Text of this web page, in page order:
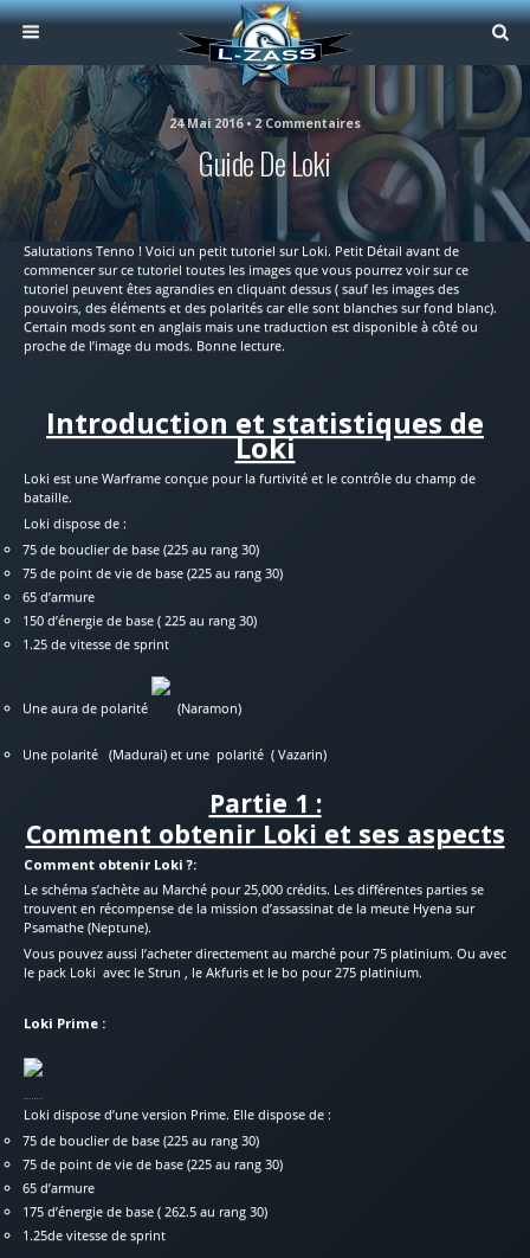
24 Mai 2016 • 2 Commentaires
Guide De Loki
Salutations Tenno ! Voici un petit tutoriel sur Loki. Petit Détail avant de
commencer sur ce tutoriel toutes les images que vous pourrez voir sur ce
tutoriel peuvent êtes agrandies en cliquant dessus ( sauf les images des
pouvoirs, des éléments et des polarités car elle sont blanches sur fond blanc).
Certain mods sont en anglais mais une traduction est disponible à côté ou
proche de l’image du mods. Bonne lecture.
Introduction et statistiques de
Loki
Loki est une Warframe conçue pour la furtivité et le contrôle du champ de
bataille.
Loki dispose de :
75 de bouclier de base (225 au rang 30)
75 de point de vie de base (225 au rang 30)
65 d’armure
150 d’énergie de base ( 225 au rang 30)
1.25 de vitesse de sprint
Une aura de polarité (Naramon)
Une polarité (Madurai) et une polarité ( Vazarin)
Partie 1 :
Comment obtenir Loki et ses aspects
Comment obtenir Loki ?:
Le schéma s’achète au Marché pour 25,000 crédits. Les différentes parties se
trouvent en récompense de la mission d’assassinat de la meute Hyena sur
Psamathe (Neptune).
Vous pouvez aussi l’acheter directement au marché pour 75 platinium. Ou avec
le pack Loki avec le Strun , le Akfuris et le bo pour 275 platinium.
Loki Prime :
Loki dispose d’une version Prime. Elle dispose de :
75 de bouclier de base (225 au rang 30)
75 de point de vie de base (225 au rang 30)
65 d’armure
175 d’énergie de base ( 262.5 au rang 30)
1.25de vitesse de sprint